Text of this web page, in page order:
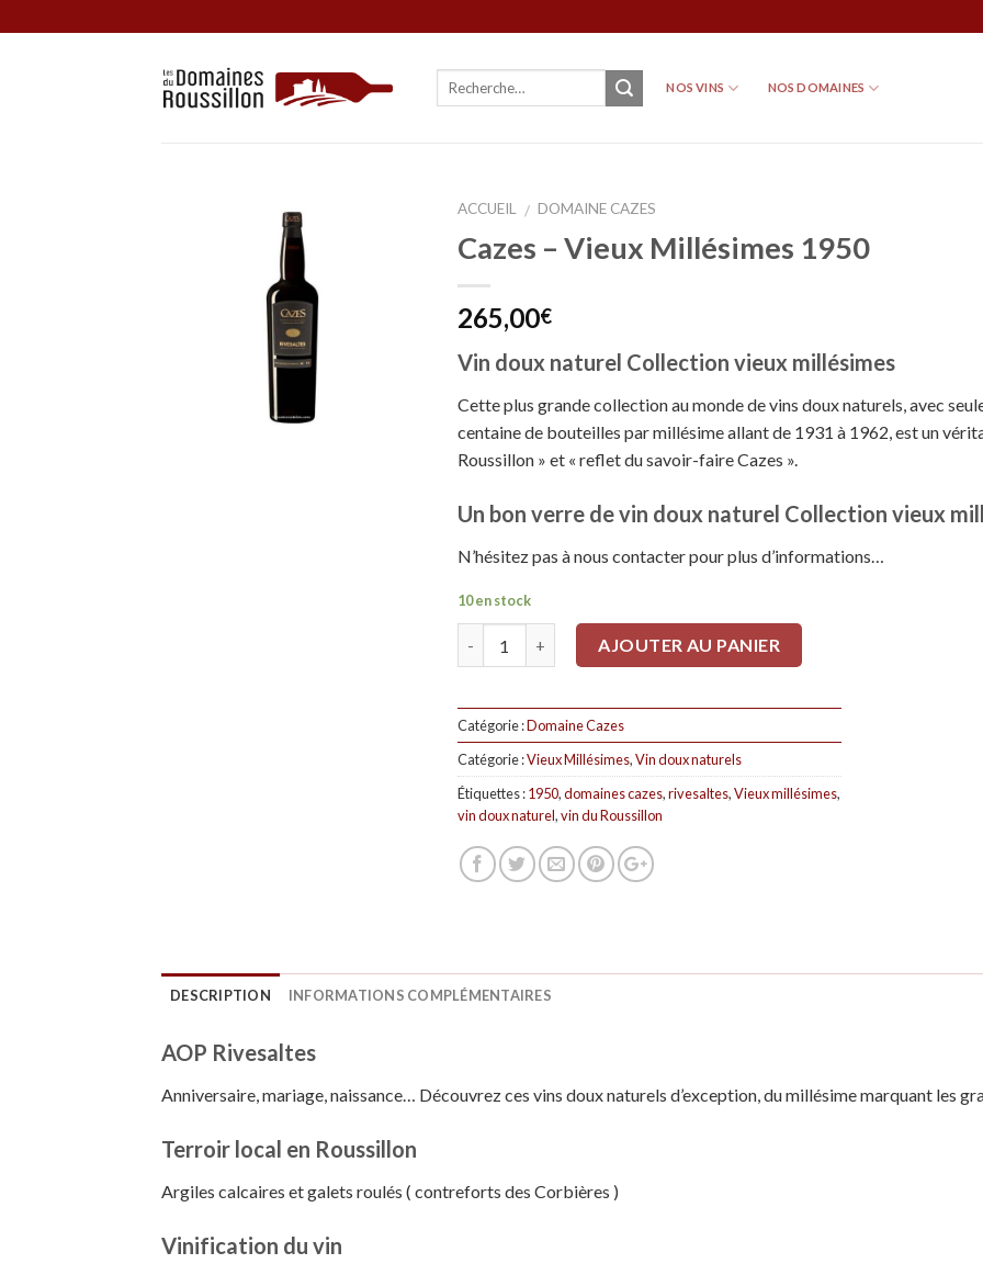
to
NOS VINS NOS DOMAINES
ACCUEIL / DOMAINE CAZES
Cazes – Vieux Millésimes 1950
265,00€
Vin doux naturel Collection vieux millésimes
Cette plus grande collection au monde de vins doux naturels, avec
centaine de bouteilles par millésime allant de 1931 à 1962, est un
Roussillon » et « reflet du savoir-faire Cazes ».
Un bon verre de vin doux naturel Collection vieux
N’hésitez pas à nous contacter pour plus d’informations…
10 en stock
AJOUTER AU PANIER
Catégorie :Domaine Cazes
Catégorie :Vieux Millésimes,Vin doux naturels
Étiquettes :1950,domaines cazes,rivesaltes,Vieux millésimes,
vin doux naturel,vin du Roussillon
DESCRIPTION INFORMATIONS COMPLÉMENTAIRES
AOP Rivesaltes
Anniversaire, mariage, naissance… Découvrez ces vins doux naturels d’exception, du millésime marquant les
Terroir local en Roussillon
Argiles calcaires et galets roulés ( contreforts des Corbières )
Vinification du vin